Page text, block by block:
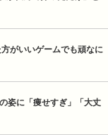
がいいゲームでも頑なに
姿に「痩せすぎ」「大丈